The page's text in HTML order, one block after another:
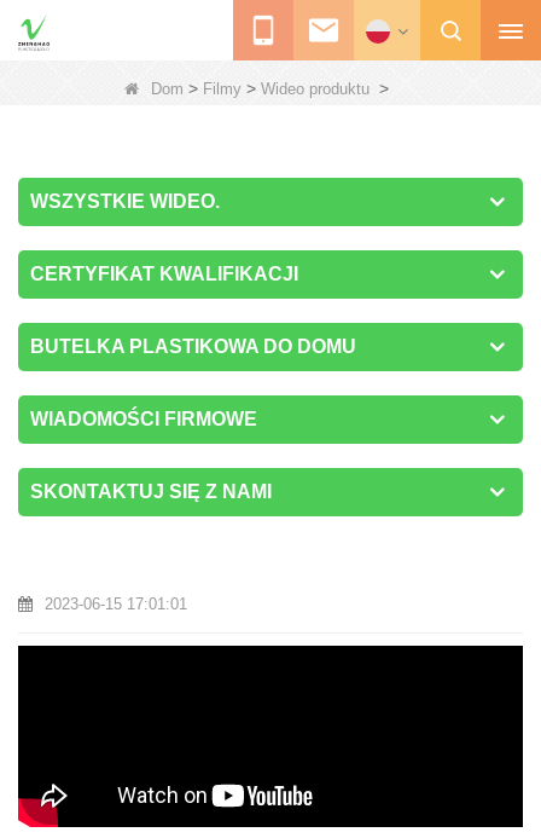
Dom > Filmy> Wideo produktu>
WSZYSTKIE WIDEO.
CERTYFIKAT KWALIFIKACJI
BUTELKA PLASTIKOWA DO DOMU
WIADOMOŚCI FIRMOWE
SKONTAKTUJ SIĘ Z NAMI
2023-06-15 17:01:01